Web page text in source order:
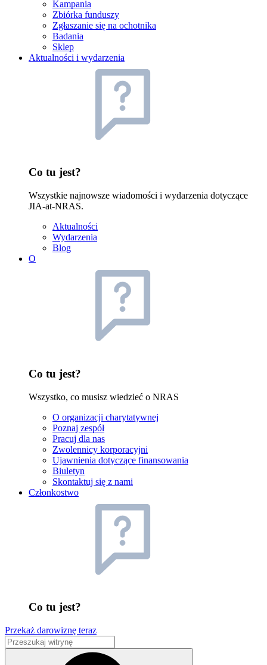
Kampania
Zbiórka funduszy
Zgłaszanie się na ochotnika
Badania
Sklep
Aktualności i wydarzenia
Co tu jest?
Wszystkie najnowsze wiadomości i wydarzenia dotyczące
JIA-at-NRAS.
Aktualności
Wydarzenia
Blog
O
Co tu jest?
Wszystko, co musisz wiedzieć o NRAS
O organizacji charytatywnej
Poznaj zespół
Pracuj dla nas
Zwolennicy korporacyjni
Ujawnienia dotyczące finansowania
Biuletyn
Skontaktuj się z nami
Członkostwo
Co tu jest?
Przekaż darowiznę teraz